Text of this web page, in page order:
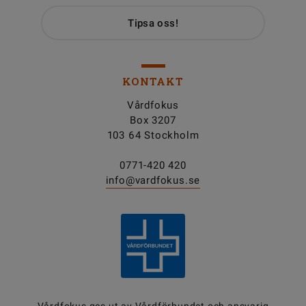
Tipsa oss!
KONTAKT
Vårdfokus
Box 3207
103 64 Stockholm
0771-420 420
info@vardfokus.se